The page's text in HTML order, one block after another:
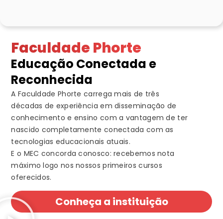
Faculdade Phorte
Educação Conectada e
Reconhecida
A Faculdade Phorte carrega mais de três
décadas de experiência em disseminação de
conhecimento e ensino com a vantagem de ter
nascido completamente conectada com as
tecnologias educacionais atuais.
E o MEC concorda conosco: recebemos nota
máximo logo nos nossos primeiros cursos
oferecidos.
Conheça a instituição